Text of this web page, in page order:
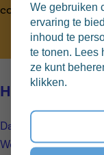
contact met ons
Handige links
Dagindeling
Weekmenu
We gebruiken
ervaring te
inhoud te
te tonen. Lees
ze kunt
klikken.